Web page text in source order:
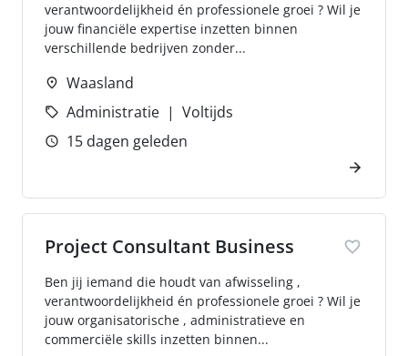
verantwoordelijkheid én professionele groei ? Wil je
jouw financiële expertise inzetten binnen
verschillende bedrijven zonder...
Waasland
Administratie
Voltijds
15 dagen geleden
Project Consultant Business
Ben jij iemand die houdt van afwisseling ,
verantwoordelijkheid én professionele groei ? Wil je
jouw organisatorische , administratieve en
commerciële skills inzetten binnen...